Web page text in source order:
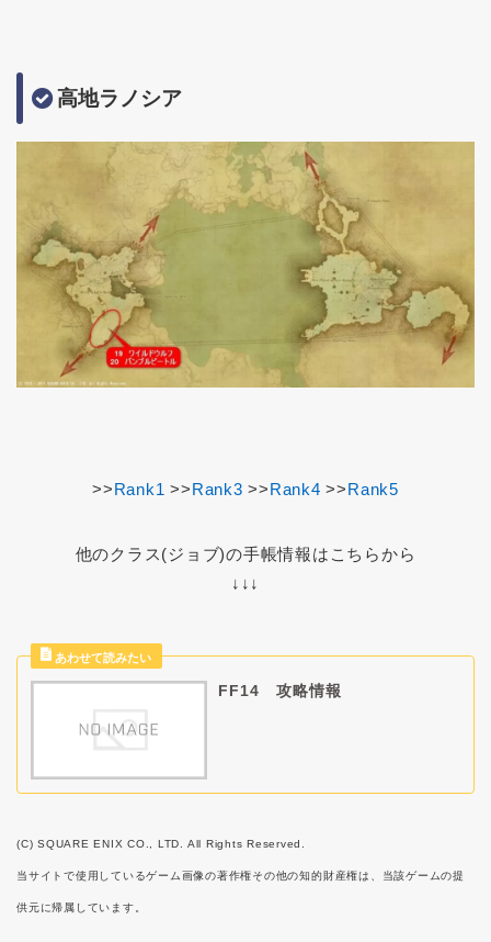
高地ラノシア
>>Rank1 >>Rank3 >>Rank4 >>Rank5
他のクラス(ジョブ)の手帳情報はこちらから
↓↓↓
FF14 攻略情報
(C) SQUARE ENIX CO., LTD. All Rights Reserved.
当サイトで使用しているゲーム画像の著作権その他の知的財産権は、当該ゲームの提
供元に帰属しています。